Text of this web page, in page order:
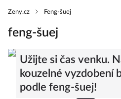
Zeny.cz Feng-šuej
feng-šuej
Užijte si čas venku.
kouzelné vyzdobení
podle feng-šuej!